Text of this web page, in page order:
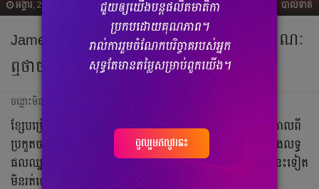
អង្គារ, 23 កុម្ភៈ 2021 14:00 បាល់ទាត់
James បកស្រាយ​ពី​អនាគត​ខ្លួន​នៅ Everton ខណៈ​
ឮថា​ចង់​ទៅអេស្ប៉ាញ​វិញ
ចន្លោះមិនឃើញ
ខ្សែ​បម្រើ​ក្លឹប​ Everton កីឡាករ​ James Rodriguez បាន​និយាយ​កាល​ពី​
ប្រកួត​ចប់​នឹង​ក្លឹប​ Liverpool កាល​ពី​ថ្ងៃទី​២០ ខែ​កុម្ភៈ ឆ្នាំ​២០២១​ក្នុង​លទ្ធ​
ផលឈ្នះ​ ២-០ កន្លង​ទៅ​នេះ​ថា គេ​នឹង​នៅ​បន្ត​រួម​សុខ​រួម​ទុក្ខ​ជា​ក្លឹប​នេះ​ទៀត​
មិន​រត់​ចោល​ទៅ​ណា​ទេ​។
ចូលរួមឥលូវនេះ